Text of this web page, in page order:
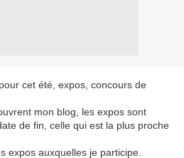
cet été, expos, concours de
mon blog, les expos sont
de fin, celle qui est la plus proche
expos auxquelles je participe.